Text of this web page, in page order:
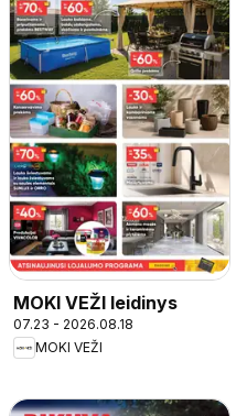
MOKI VEŽI leidinys
07.23 - 2026.08.18
MOKI VEŽI